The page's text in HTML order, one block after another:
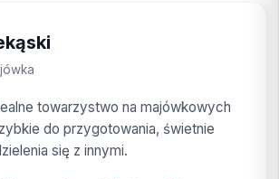
towarzystwo na majówkowych
do przygotowania, świetnie
się z innymi.